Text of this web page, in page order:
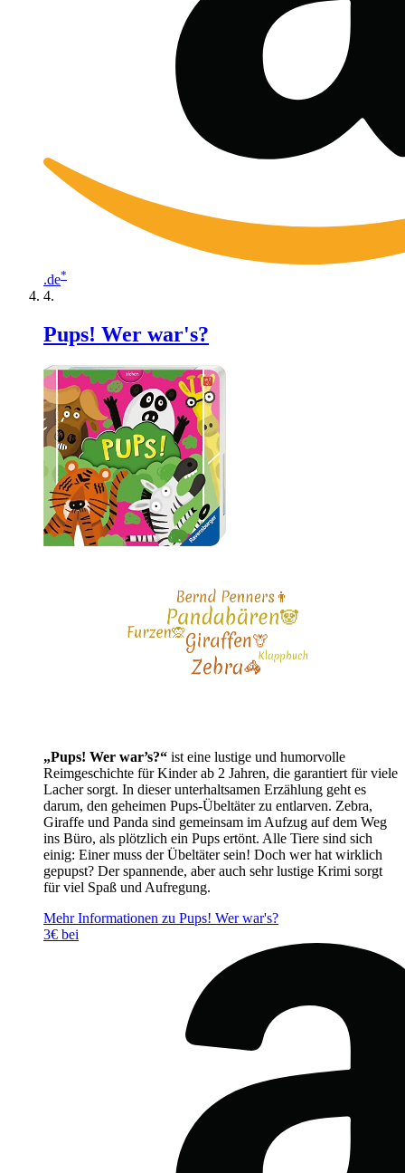
.de*
Pups! Wer war's?
„Pups! Wer war’s?“ ist eine lustige und humorvolle
Reimgeschichte für Kinder ab 2 Jahren, die garantiert für viele
Lacher sorgt. In dieser unterhaltsamen Erzählung geht es
darum, den geheimen Pups-Übeltäter zu entlarven. Zebra,
Giraffe und Panda sind gemeinsam im Aufzug auf dem Weg
ins Büro, als plötzlich ein Pups ertönt. Alle Tiere sind sich
einig: Einer muss der Übeltäter sein! Doch wer hat wirklich
gepupst? Der spannende, aber auch sehr lustige Krimi sorgt
für viel Spaß und Aufregung.
Mehr Informationen zu Pups! Wer war's?
3€ bei